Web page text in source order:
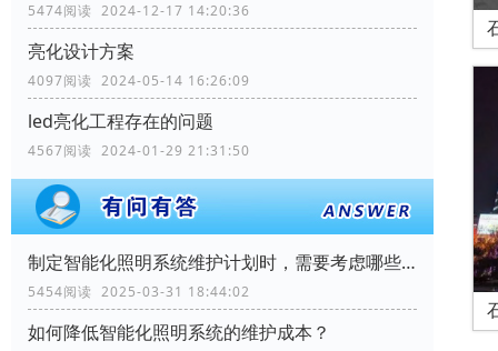
5474阅读 2024-12-17 14:20:36
亮化设计方案
4097阅读 2024-05-14 16:26:09
led亮化工程存在的问题
4567阅读 2024-01-29 21:31:50
制定智能化照明系统维护计划时，需要考虑哪些因素？
5454阅读 2025-03-31 18:44:02
如何降低智能化照明系统的维护成本？